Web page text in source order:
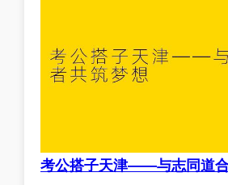
考公搭子天津——与志同道